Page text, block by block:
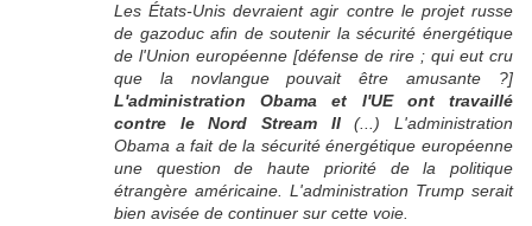
Les États-Unis devraient agir contre le projet russe
de gazoduc afin de soutenir la sécurité énergétique
de l'Union européenne [défense de rire ; qui eut cru
que la novlangue pouvait être amusante ?]
L'administration Obama et l'UE ont travaillé
contre le Nord Stream II(...) L'administration
Obama a fait de la sécurité énergétique européenne
une question de haute priorité de la politique
étrangère américaine. L'administration Trump serait
bien avisée de continuer sur cette voie.